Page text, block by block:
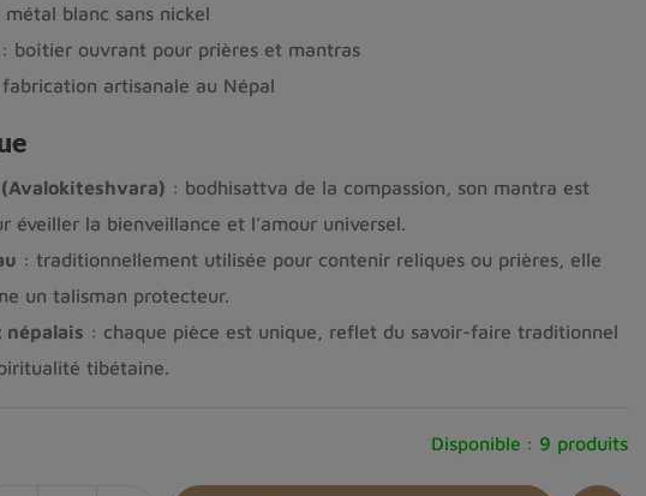
métal blanc sans nickel
: boîtier ouvrant pour prières et mantras
artisanale au Népal
: bodhisattva de la compassion, son mantra est
éveiller la bienveillance et l’amour universel.
: traditionnellement utilisée pour contenir reliques ou prières, elle
un talisman protecteur.
: chaque pièce est unique, reflet du savoir-faire traditionnel
tibétaine.
Disponible : 9 produits